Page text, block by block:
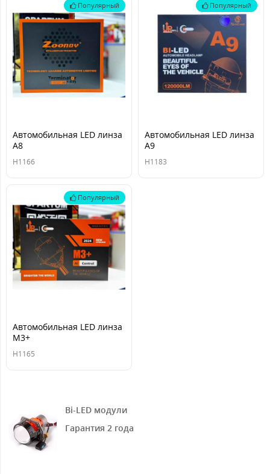
Популярный
Автомобильная LED линза
A8
H1166
Популярный
Автомобильная LED линза
A9
H1183
Популярный
Автомобильная LED линза
M3+
H1165
Bi-LED модули
Гарантия 2 года